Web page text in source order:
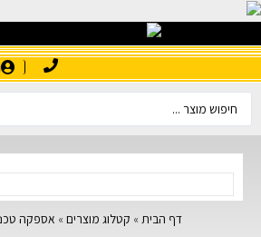
דף הבית » קטלוג מוצרים » אספקה